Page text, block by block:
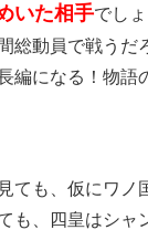
いた相手でし
総動員で戦うだ
編になる！物語
ても、仮にワノ
も、四皇はシャ